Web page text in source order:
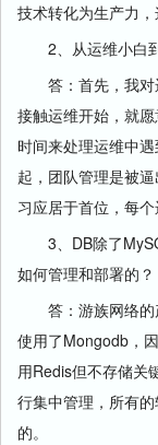
技术转化为生产力，
2、从运维小白
答：首先，我对
接触运维开始，就
时间来处理运维中
起，团队管理是被
习应居于首位，每
3、DB除了
如何管理和部署的？
答：游族网络的
使用了Mongodb，
用Redis但不存储关
行集中管理，所有
的。